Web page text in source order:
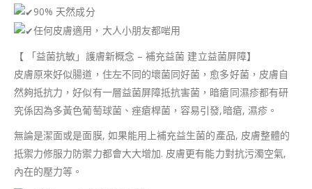
90% 天然成分
任何皮膚適用，大人小朋友都啱用
【 「益菌抗敏」護膚新概念 – 補充益菌 建立益菌屏障】
皮膚原來好似腸道，住左不同的壞菌同好菌，愈多好菌，皮膚自
然夠抵抗力，好似有一層益菌屏障抵抗害菌，暗瘡同濕疹都有研
究係因為多黃色葡萄球菌、痤瘡桿菌，容易引發,暗瘡, 濕疹。
無論是潔面或是面膜, 如果能用上補充益生菌的產品, 皮膚整體的
抵禦力修服力防禦力都會大大增加. 皮膚更有能力對抗污濁空氣,
內在的壓力等。